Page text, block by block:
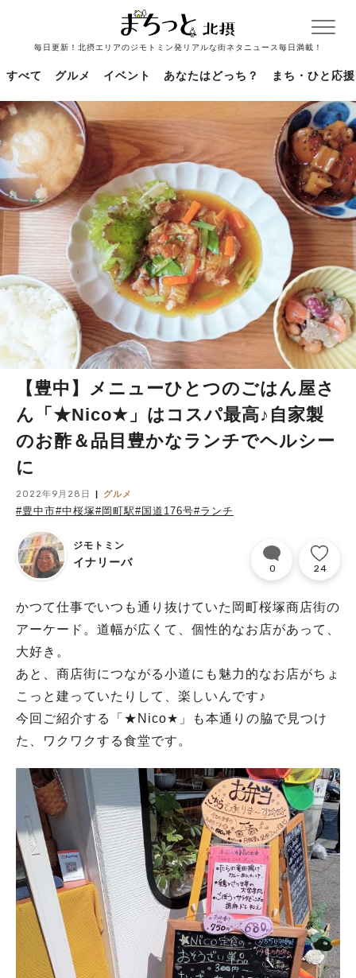
毎日更新！北摂エリアのジモトミン発リアルな街ネタニュース毎日満載！
すべて グルメ イベント あなたはどっち？ まち・ひと応援
【豊中】メニューひとつのごはん屋さ
ん「★Nico★」はコスパ最高♪自家製
のお酢＆品目豊かなランチでヘルシー
に
2022年9月28日 グルメ
#豊中市#中桜塚#岡町駅#国道176号#ランチ
ジモトミン
イナリーバ 0 24
かつて仕事でいつも通り抜けていた岡町桜塚商店街の
アーケード。道幅が広くて、個性的なお店があって、
大好き。
あと、商店街につながる小道にも魅力的なお店がちょ
こっと建っていたりして、楽しいんです♪
今回ご紹介する「★Nico★」も本通りの脇で見つけ
た、ワクワクする食堂です。